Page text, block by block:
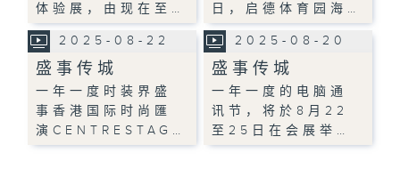
体验展，由现在至…
日，启德体育园海…
2025-08-22
盛事传城
一年一度时装界盛
事香港国际时尚匯
演CENTRESTAG…
2025-08-20
盛事传城
一年一度的电脑通
讯节，将於8月22
至25日在会展举…